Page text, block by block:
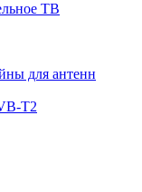
ТВ
для антенн
Т2